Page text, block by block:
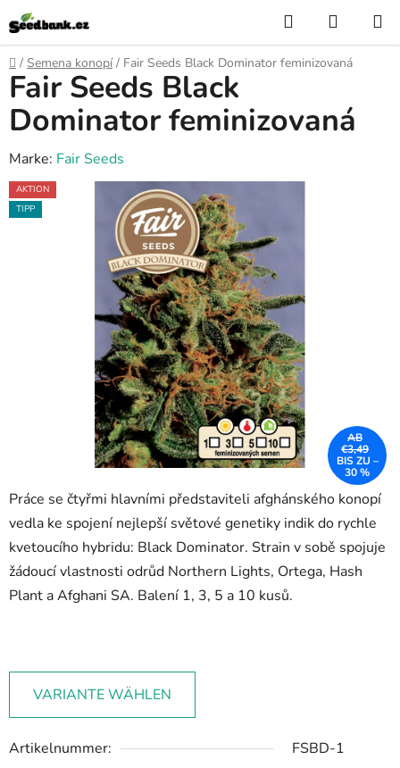
Zum
Inhalt
springen
Suchen
Startseite
/ Semena konopí / Fair Seeds Black Dominator feminizovaná
Práce se čtyřmi hlavními představiteli afghánského konopí
vedla ke spojení nejlepší světové genetiky indik do rychle
kvetoucího hybridu: Black Dominator. Strain v sobě spojuje
žádoucí vlastnosti odrůd Northern Lights, Ortega, Hash
Plant a Afghani SA. Balení 1, 3, 5 a 10 kusů.
VARIANTE WÄHLEN
Artikelnummer: FSBD-1
Fair Seeds Black
Dominator feminizovaná
Marke: Fair Seeds
AKTION
TIPP
AB
€3,49
BIS ZU –
30 %